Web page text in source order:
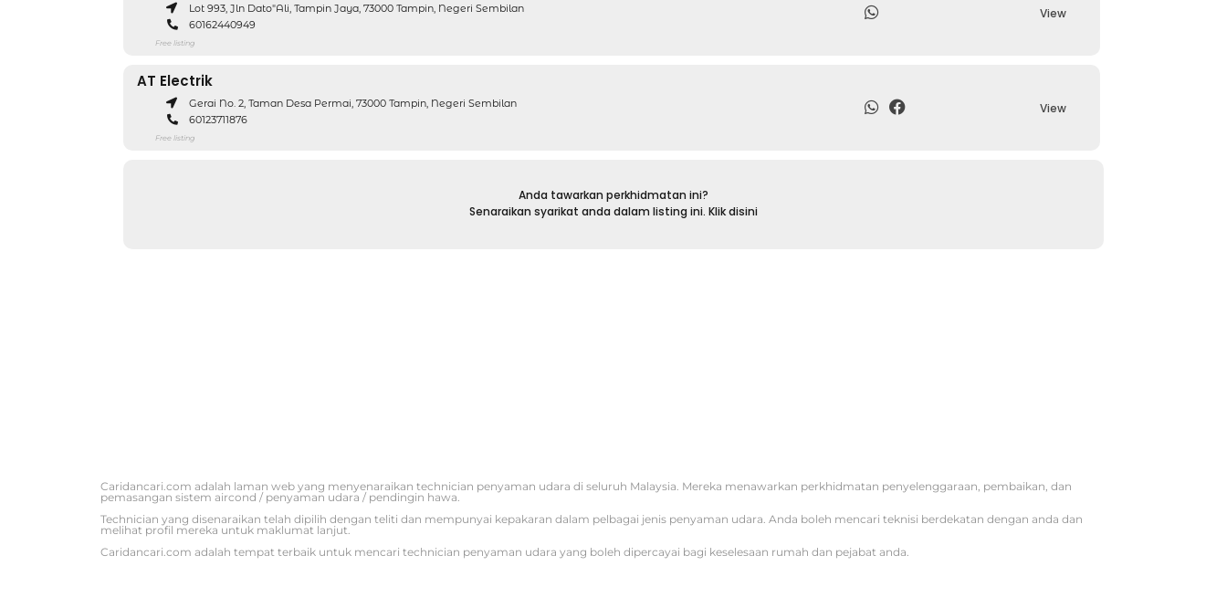
Lot 993, Jln Dato"ali, Tampin Jaya, 73000 Tampin, Negeri Sembilan
60162440949
Free listing
View
AT Electrik
Gerai No. 2, Taman Desa Permai, 73000 Tampin, Negeri Sembilan
60123711876
Free listing
View
Anda tawarkan perkhidmatan ini?
Senaraikan syarikat anda dalam listing ini. Klik disini
Caridancari.com adalah laman web yang menyenaraikan technician penyaman udara di seluruh Malaysia. Mereka menawarkan perkhidmatan penyelenggaraan, pembaikan, dan
pemasangan sistem aircond / penyaman udara / pendingin hawa.
Technician yang disenaraikan telah dipilih dengan teliti dan mempunyai kepakaran dalam pelbagai jenis penyaman udara. Anda boleh mencari teknisi berdekatan dengan anda dan
melihat profil mereka untuk maklumat lanjut.
Caridancari.com adalah tempat terbaik untuk mencari technician penyaman udara yang boleh dipercayai bagi keselesaan rumah dan pejabat anda.